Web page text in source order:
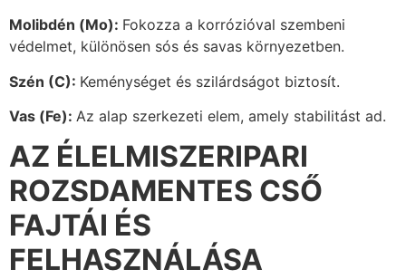
Molibdén (Mo): Fokozza a korrózióval szembeni
védelmet, különösen sós és savas környezetben.
Szén (C): Keménységet és szilárdságot biztosít.
Vas (Fe): Az alap szerkezeti elem, amely stabilitást ad.
AZ ÉLELMISZERIPARI
ROZSDAMENTES CSŐ
FAJTÁI ÉS
FELHASZNÁLÁSA